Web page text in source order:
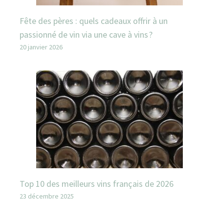
Fête des pères : quels cadeaux offrir à un
passionné de vin via une cave à vins ?
20 janvier 2026
Top 10 des meilleurs vins français de 2026
23 décembre 2025